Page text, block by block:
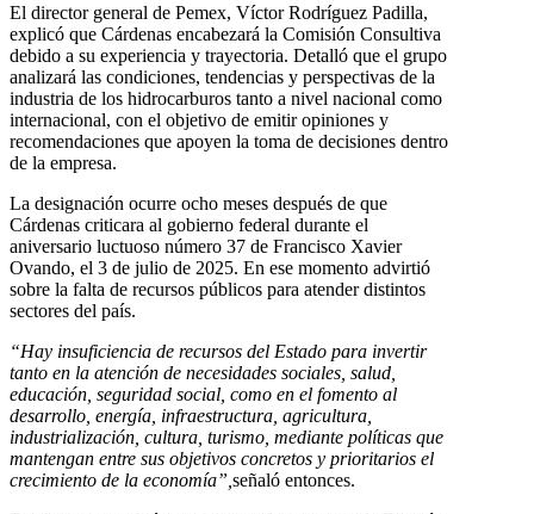
El director general de Pemex, Víctor Rodríguez Padilla,
explicó que Cárdenas encabezará la Comisión Consultiva
debido a su experiencia y trayectoria. Detalló que el grupo
analizará las condiciones, tendencias y perspectivas de la
industria de los hidrocarburos tanto a nivel nacional como
internacional, con el objetivo de emitir opiniones y
recomendaciones que apoyen la toma de decisiones dentro
de la empresa.
La designación ocurre ocho meses después de que
Cárdenas criticara al gobierno federal durante el
aniversario luctuoso número 37 de Francisco Xavier
Ovando, el 3 de julio de 2025. En ese momento advirtió
sobre la falta de recursos públicos para atender distintos
sectores del país.
“Hay insuficiencia de recursos del Estado para invertir
tanto en la atención de necesidades sociales, salud,
educación, seguridad social, como en el fomento al
desarrollo, energía, infraestructura, agricultura,
industrialización, cultura, turismo, mediante políticas que
mantengan entre sus objetivos concretos y prioritarios el
crecimiento de la economía”, señaló entonces.